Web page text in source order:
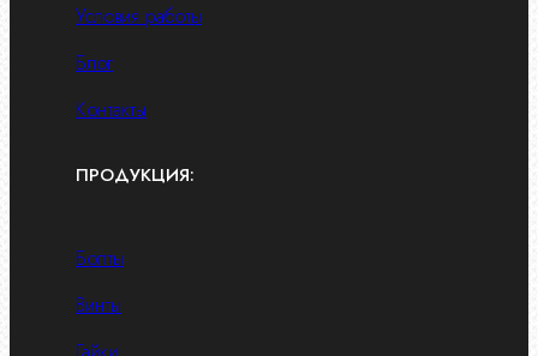
Условия работы
Блог
Контакты
ПРОДУКЦИЯ:
Болты
Винты